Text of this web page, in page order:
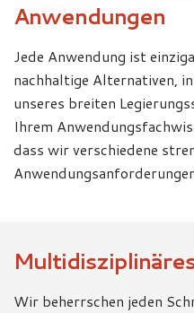
Anwendungen
Jede Anwendung ist
nachhaltige Alternativen,
unseres breiten
Ihrem
dass wir verschiedene
Wir beherrschen jeden